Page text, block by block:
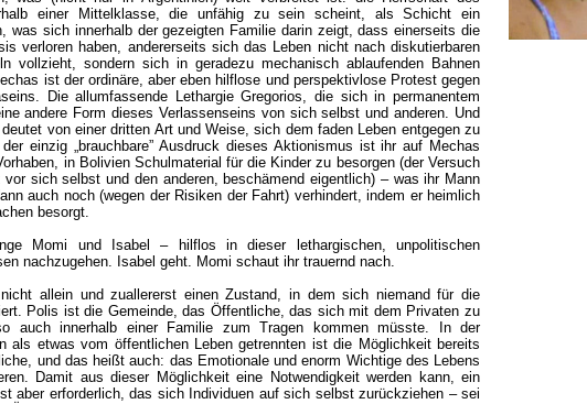
einer Mittelklasse, die unfähig zu sein scheint, als Schicht ein
was sich innerhalb der gezeigten Familie darin zeigt, dass einerseits die
verloren haben, andererseits sich das Leben nicht nach diskutierbaren
vollzieht, sondern sich in geradezu mechanisch ablaufenden Bahnen
ist der ordinäre, aber eben hilflose und perspektivlose Protest gegen
Die allumfassende Lethargie Gregorios, die sich in permanentem
andere Form dieses Verlassenseins von sich selbst und anderen. Und
von einer dritten Art und Weise, sich dem faden Leben entgegen zu
einzig „brauchbare” Ausdruck dieses Aktionismus ist ihr auf Mechas
in Bolivien Schulmaterial für die Kinder zu besorgen (der Versuch
sich selbst und den anderen, beschämend eigentlich) – was ihr Mann
auch noch (wegen der Risiken der Fahrt) verhindert, indem er heimlich
besorgt.
Momi und Isabel – hilflos in dieser lethargischen, unpolitischen
nachzugehen. Isabel geht. Momi schaut ihr trauernd nach.
nicht allein und zuallererst einen Zustand, in dem sich niemand für die
Polis ist die Gemeinde, das Öffentliche, das sich mit dem Privaten zu
auch innerhalb einer Familie zum Tragen kommen müsste. In der
als etwas vom öffentlichen Leben getrennten ist die Möglichkeit bereits
und das heißt auch: das Emotionale und enorm Wichtige des Lebens
Damit aus dieser Möglichkeit eine Notwendigkeit werden kann, ein
aber erforderlich, das sich Individuen auf sich selbst zurückziehen – sei